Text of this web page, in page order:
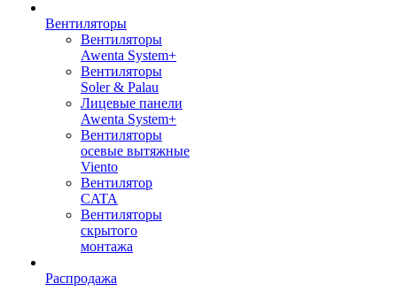
Вентиляторы
Вентиляторы
Awenta System+
Вентиляторы
Soler & Palau
Лицевые панели
Awenta System+
Вентиляторы
осевые вытяжные
Viento
Вентилятор
CATA
Вентиляторы
скрытого
монтажа
Распродажа